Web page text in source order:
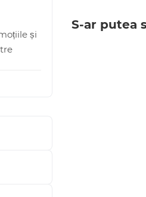
S-ar putea
și